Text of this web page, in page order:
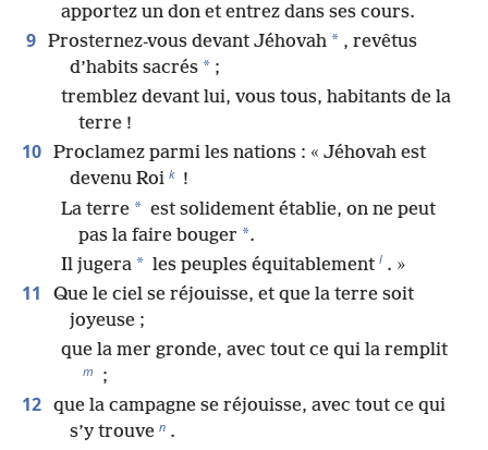
apportez un don et entrez dans ses cours.
9 Prosternez-vous devant Jéhovah * , revêtus
d’habits sacrés * ;
tremblez devant lui, vous tous, habitants de la
terre !
10 Proclamez parmi les nations : « Jéhovah est
devenu Roi k !
La terre * est solidement établie, on ne peut
pas la faire bouger *.
Il jugera * les peuples équitablement l . »
11
Que le ciel se réjouisse, et que la terre soit
joyeuse ;
que la mer gronde, avec tout ce qui la remplit
m ;
12 que la campagne se réjouisse, avec tout ce qui
s’y trouve n .